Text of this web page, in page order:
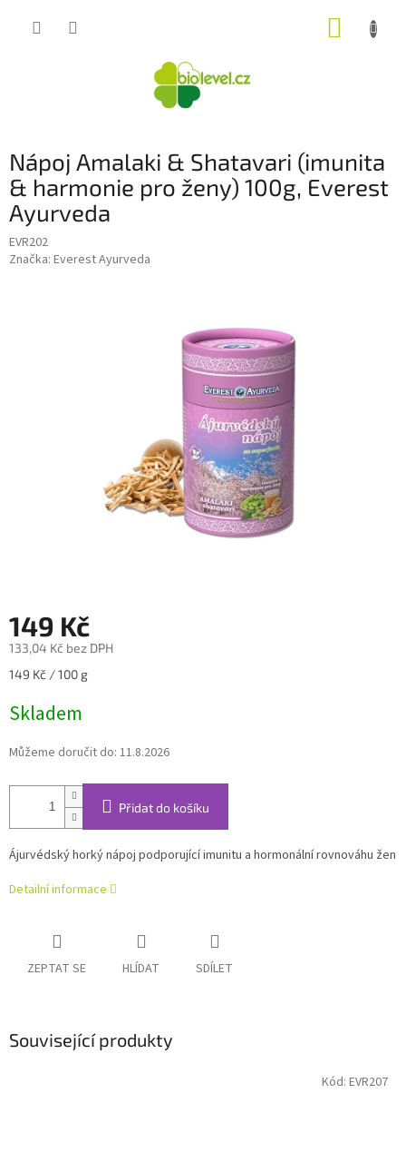
Nápoj Amalaki & Shatavari (imunita
& harmonie pro ženy) 100g, Everest
Ayurveda
EVR202
Značka: Everest Ayurveda
149 Kč
133,04 Kč bez DPH
Měrná
149 Kč / 100 g
Skladem
Můžeme doručit do: 11.8.2026
Přidat do košíku
Ájurvédský horký nápoj podporující imunitu a hormonální rovnováhu žen
Detailní informace
ZEPTAT SE HLÍDAT SDÍLET
Související produkty
Kód: EVR207